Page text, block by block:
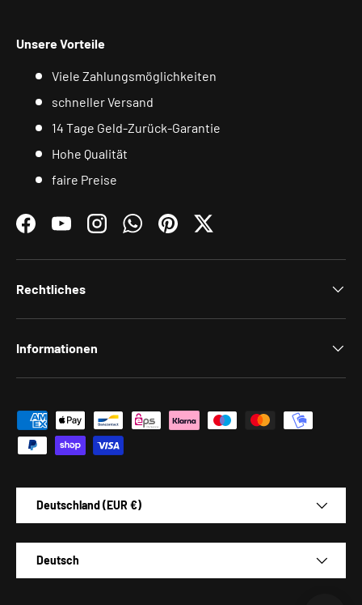
Unsere Vorteile
Viele Zahlungsmöglichkeiten
schneller Versand
14 Tage Geld-Zurück-Garantie
Hohe Qualität
faire Preise
FacebookYouTubeInstagramWhatsAppPinterestTwitter
Rechtliches
Informationen
Zahlungsmethoden
Deutschland (EUR €)
Deutsch